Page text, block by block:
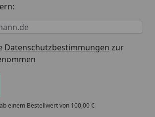
erforderlich
Datenschutzbestimmungen zur
einem Bestellwert von 100,00 €